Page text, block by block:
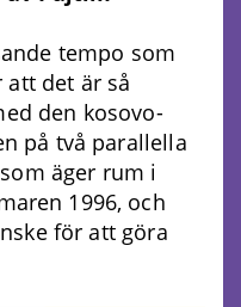
tempo som
det är så
den kosovo-
på två parallella
äger rum i
1996, och
för att göra